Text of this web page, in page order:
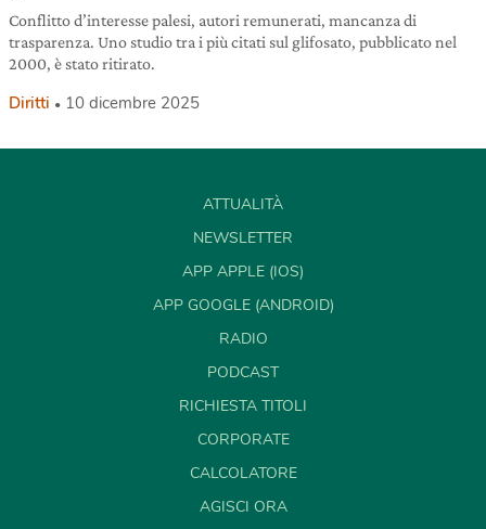
Conflitto d’interesse palesi, autori remunerati, mancanza di
trasparenza. Uno studio tra i più citati sul glifosato, pubblicato nel
2000, è stato ritirato.
Diritti 10 dicembre 2025
ATTUALITÀ
NEWSLETTER
APP APPLE (IOS)
APP GOOGLE (ANDROID)
RADIO
PODCAST
RICHIESTA TITOLI
CORPORATE
CALCOLATORE
AGISCI ORA